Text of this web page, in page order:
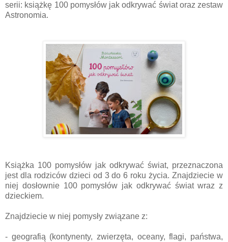
serii: książkę 100 pomysłów jak odkrywać świat oraz zestaw
Astronomia.
Książka 100 pomysłów jak odkrywać świat, przeznaczona
jest dla rodziców dzieci od 3 do 6 roku życia. Znajdziecie w
niej dosłownie 100 pomysłów jak odkrywać świat wraz z
dzieckiem.
Znajdziecie w niej pomysły związane z:
- geografią (kontynenty, zwierzęta, oceany, flagi, państwa,